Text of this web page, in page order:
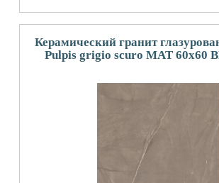
Керамический гранит
Pulpis grigio scuro MAT 60x60